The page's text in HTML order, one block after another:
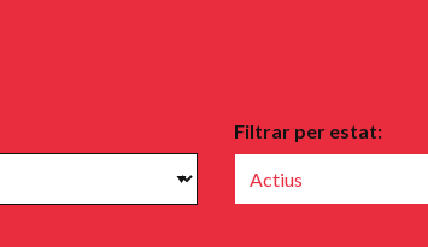
Filtrar per estat: